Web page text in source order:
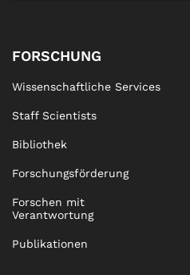
FORSCHUNG
Wissenschaftliche Services
Staff Scientists
Bibliothek
Forschungsförderung
Forschen mit
Verantwortung
Publikationen